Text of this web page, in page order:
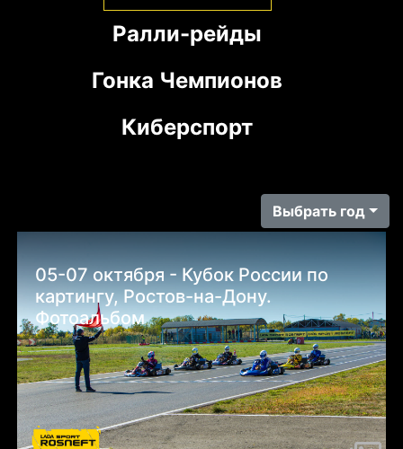
Ралли-рейды
Гонка Чемпионов
Киберспорт
Выбрать год
05-07 октября - Кубок России по
картингу, Ростов-на-Дону.
Фотоальбом